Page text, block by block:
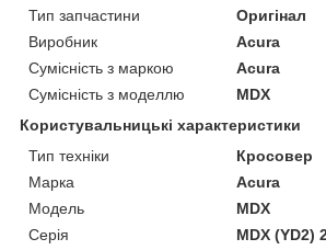
Тип запчастини
Оригінал
Виробник
Acura
Сумісність з маркою
Acura
Сумісність з моделлю
MDX
Користувальницькі характеристики
Тип техніки
Кросовер
Марка
Acura
Модель
MDX
Серія
MDX (YD2)